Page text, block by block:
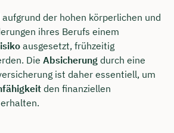
aufgrund der hohen körperlichen und
ihres Berufs einem
ausgesetzt, frühzeitig
Die Absicherung durch eine
ist daher essentiell, um
den finanziellen